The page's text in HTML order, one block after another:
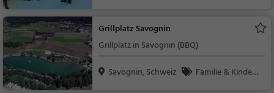
Grillplatz Savognin
Grillplatz in Savognin (BBQ)
Savognin, Schweiz
Familie & Kinder,